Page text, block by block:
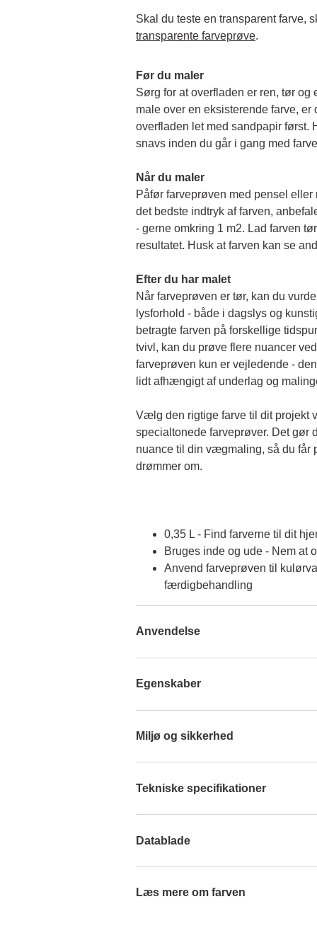
transparente farveprøve.
Før du maler
Sørg for at overfladen er ren, tør
male over en eksisterende farve, er
overfladen let med sandpapir først.
snavs inden du går i gang med
Når du maler
Påfør farveprøven med pensel
det bedste indtryk af farven,
- gerne omkring 1 m2. Lad farven
resultatet. Husk at farven kan se
Efter du har malet
Når farveprøven er tør, kan du
lysforhold - både i dagslys og
betragte farven på forskellige
tvivl, kan du prøve flere nuancer
farveprøven kun er vejledende -
lidt afhængigt af underlag og
Vælg den rigtige farve til dit projekt
specialtonede farveprøver. Det gør
nuance til din vægmaling, så du får
drømmer om.
0,35 L - Find farverne til dit
Bruges inde og ude - Nem at
Anvend farveprøven til
færdigbehandling
Anvendelse
Egenskaber
Miljø og sikkerhed
Tekniske specifikationer
Datablade
Læs mere om farven